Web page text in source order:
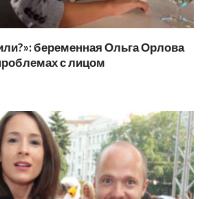
беременная Ольга Орлова
с лицом